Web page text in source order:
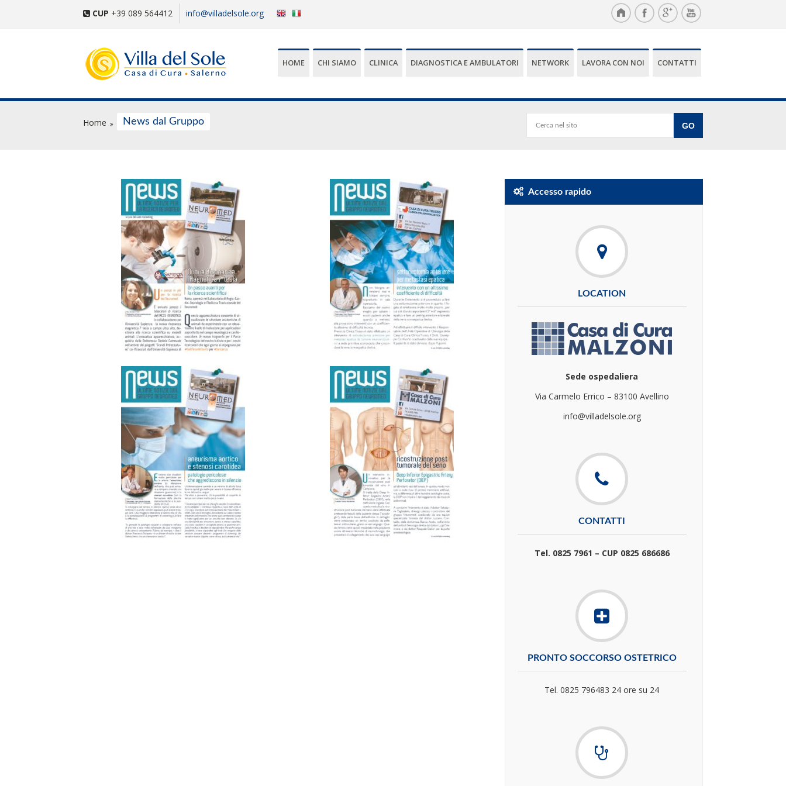
CUP +39 089 564412 info@villadelsole.org
HOME CHI SIAMO CLINICA DIAGNOSTICA E AMBULATORI NETWORK LAVORA CON NOI CONTATTI
Home News dal Gruppo
Accesso rapido
LOCATION
Sede ospedaliera
Via Carmelo Errico – 83100 Avellino
info@villadelsole.org
CONTATTI
Tel. 0825 7961 – CUP 0825 686686
PRONTO SOCCORSO OSTETRICO
Tel. 0825 796483 24 ore su 24